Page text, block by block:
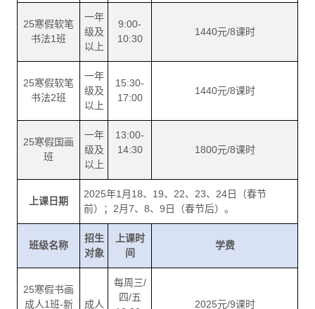
25寒假软笔
书法1班
一年
级及
以上
9:00-
10:30
1440元/8课时
25寒假软笔
书法2班
一年
级及
以上
15:30-
17:00
1440元/8课时
25寒假国画
班
一年
级及
以上
13:00-
14:30
1800元/8课时
上课日期
2025年1月18、19、22、23、24日（春节
前）；2月7、8、9日（春节后）。
班级名称
招生
对象
上课时
间
学费
25寒假书画
成人1班-新
成人
每周三/
四/五
2025元/9课时